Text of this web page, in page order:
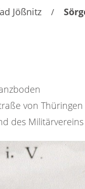
Jößnitz
von
des Militärvereins